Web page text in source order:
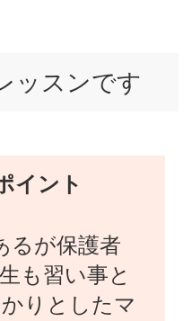
ッスンです
イント
るが保護者
も習い事と
りとしたマ